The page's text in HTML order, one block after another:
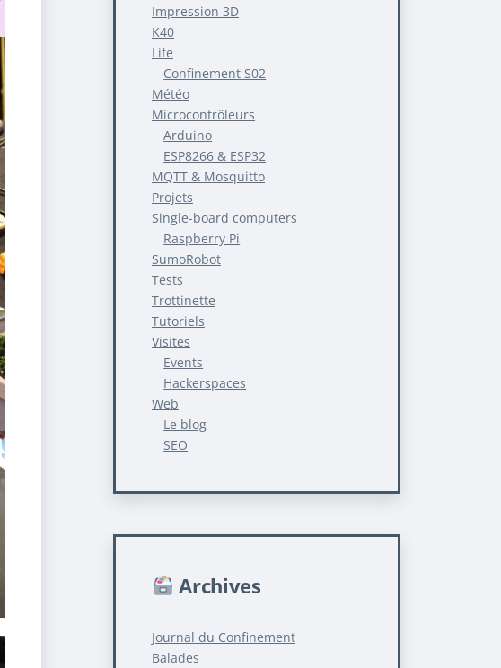
Impression 3D
K40
Life
Confinement S02
Météo
Microcontrôleurs
Arduino
ESP8266 & ESP32
MQTT & Mosquitto
Projets
Single-board computers
Raspberry Pi
SumoRobot
Tests
Trottinette
Tutoriels
Visites
Events
Hackerspaces
Web
Le blog
SEO
Archives
Journal du Confinement
Balades